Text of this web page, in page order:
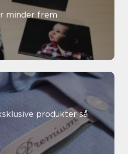
minder frem
produkter så